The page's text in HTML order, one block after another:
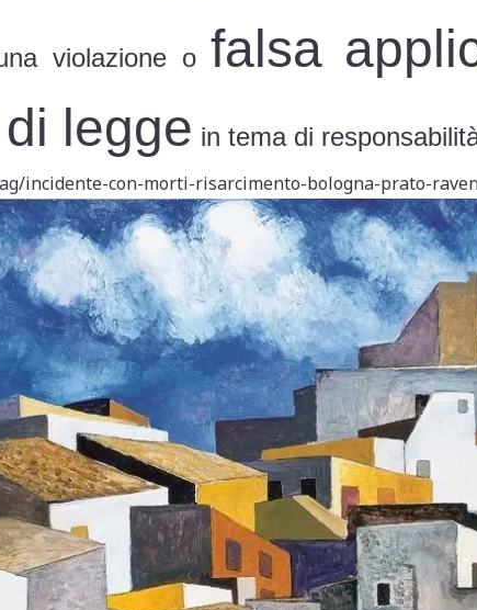
violazione o falsa
legge in tema di
incidente-con-morti-risarcimento-bologna-prato-